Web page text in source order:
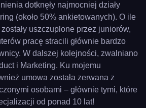
dotknęły najmocniej działy
(około 50% ankietowanych). O ile
uszczuplone przez juniorów,
pracę stracili głównie bardzo
W dalszej kolejności, zwalniano
i Marketing. Ku mojemu
umowa została zerwana z
osobami – głównie tymi, które
od ponad 10 lat!